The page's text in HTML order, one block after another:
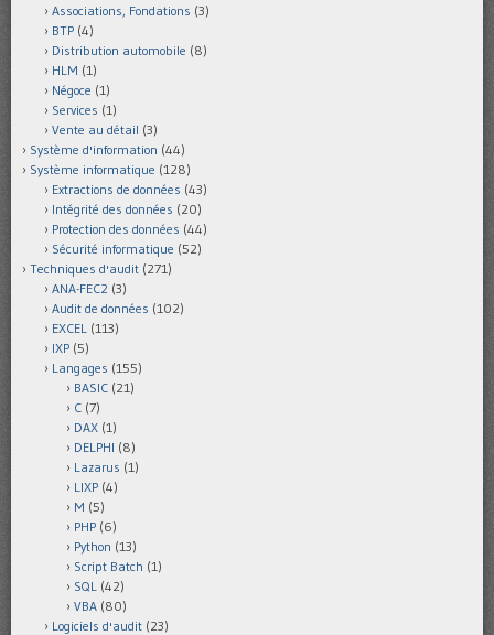
Associations, Fondations (3)
BTP (4)
Distribution automobile (8)
HLM (1)
Négoce (1)
Services (1)
Vente au détail (3)
Système d'information (44)
Système informatique (128)
Extractions de données (43)
Intégrité des données (20)
Protection des données (44)
Sécurité informatique (52)
Techniques d'audit (271)
ANA-FEC2 (3)
Audit de données (102)
EXCEL (113)
IXP (5)
Langages (155)
BASIC (21)
C (7)
DAX (1)
DELPHI (8)
Lazarus (1)
LIXP (4)
M (5)
PHP (6)
Python (13)
Script Batch (1)
SQL (42)
VBA (80)
Logiciels d'audit (23)